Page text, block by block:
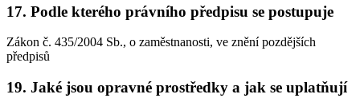
17. Podle kterého právního předpisu se postupuje
Zákon č. 435/2004 Sb., o zaměstnanosti, ve znění pozdějších
předpisů
19. Jaké jsou opravné prostředky a jak se uplatňují